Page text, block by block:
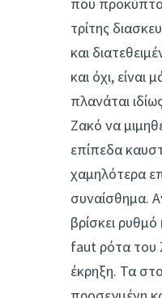
τρίτης
και
και όχι,
πλανάται
Ζακό να
επίπεδα
χαμηλότερα
συναίσθημα.
βρίσκει
faut ρότα του
έκρηξη. Τα